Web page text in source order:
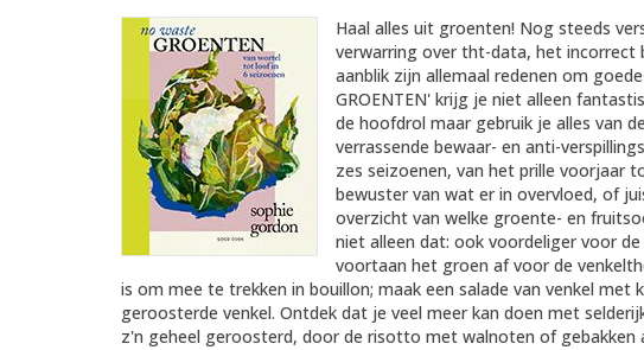
Haal alles uit groenten! Nog steeds
verwarring over tht-data, het incorrect
aanblik zijn allemaal redenen om
GROENTEN' krijg je niet alleen
de hoofdrol maar gebruik je alles van
verrassende bewaar- en anti-
zes seizoenen, van het prille voorjaar
bewuster van wat er in overvloed, of
overzicht van welke groente- en
niet alleen dat: ook voordeliger voor
voortaan het groen af voor de
is om mee te trekken in bouillon; maak een salade van venkel
geroosterde venkel. Ontdek dat je veel meer kan doen met
z'n geheel geroosterd, door de risotto met walnoten of gebakken